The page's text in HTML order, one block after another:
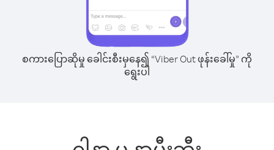
စကားပြောဆိုမှု ခေါင်းစီးမှနေ၍ “Viber Out ဖုန်းခေါ်မှု” ကို
ရွေးပါ